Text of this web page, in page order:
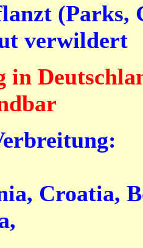
(Parks,
verwildert
in
Croatia,